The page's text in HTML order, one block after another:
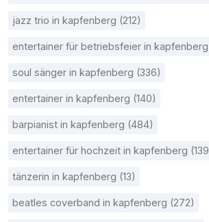
jazz trio in kapfenberg (212)
entertainer für betriebsfeier in kapfenberg
soul sänger in kapfenberg (336)
entertainer in kapfenberg (140)
barpianist in kapfenberg (484)
entertainer für hochzeit in kapfenberg
tänzerin in kapfenberg (13)
beatles coverband in kapfenberg (272)